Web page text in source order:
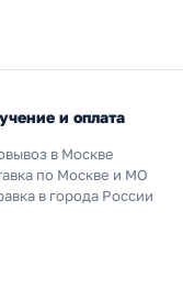
и оплата
в Москве
по Москве и МО
в города России